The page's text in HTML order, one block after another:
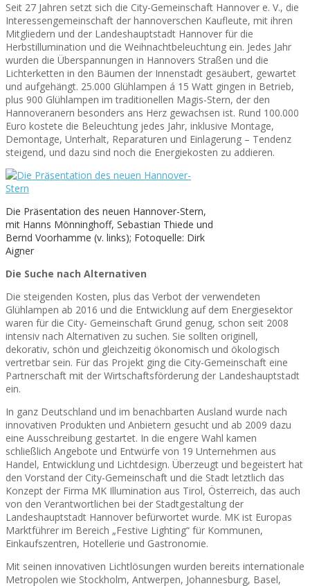
Seit 27 Jahren setzt sich die City-Gemeinschaft Hannover e. V., die
Interessengemeinschaft der hannoverschen Kaufleute, mit ihren
Mitgliedern und der Landeshauptstadt Hannover für die
Herbstillumination und die Weihnachtbeleuchtung ein. Jedes Jahr
wurden die Überspannungen in Hannovers Straßen und die
Lichterketten in den Bäumen der Innenstadt gesäubert, gewartet
und aufgehängt. 25.000 Glühlampen á 15 Watt gingen in Betrieb,
plus 900 Glühlampen im traditionellen Magis-Stern, der den
Hannoveranern besonders ans Herz gewachsen ist. Rund 100.000
Euro kostete die Beleuchtung jedes Jahr, inklusive Montage,
Demontage, Unterhalt, Reparaturen und Einlagerung – Tendenz
steigend, und dazu sind noch die Energiekosten zu addieren.
Die Präsentation des neuen Hannover-Stern,
mit Hanns Mönninghoff, Sebastian Thiede und
Bernd Voorhamme (v. links); Fotoquelle: Dirk
Aigner
Die Suche nach Alternativen
Die steigenden Kosten, plus das Verbot der verwendeten
Glühlampen ab 2016 und die Entwicklung auf dem Energiesektor
waren für die City- Gemeinschaft Grund genug, schon seit 2008
intensiv nach Alternativen zu suchen. Sie sollten originell,
dekorativ, schön und gleichzeitig ökonomisch und ökologisch
vertretbar sein. Für das Projekt ging die City-Gemeinschaft eine
Partnerschaft mit der Wirtschaftsförderung der Landeshauptstadt
ein.
In ganz Deutschland und im benachbarten Ausland wurde nach
innovativen Produkten und Anbietern gesucht und ab 2009 dazu
eine Ausschreibung gestartet. In die engere Wahl kamen
schließlich Angebote und Entwürfe von 19 Unternehmen aus
Handel, Entwicklung und Lichtdesign. Überzeugt und begeistert hat
den Vorstand der City-Gemeinschaft und die Stadt letztlich das
Konzept der Firma MK Illumination aus Tirol, Österreich, das auch
von den Verantwortlichen bei der Stadtgestaltung der
Landeshauptstadt Hannover befürwortet wurde. MK ist Europas
Marktführer im Bereich „Festive Lighting“ für Kommunen,
Einkaufszentren, Hotellerie und Gastronomie.
Mit seinen innovativen Lichtlösungen wurden bereits internationale
Metropolen wie Stockholm, Antwerpen, Johannesburg, Basel,